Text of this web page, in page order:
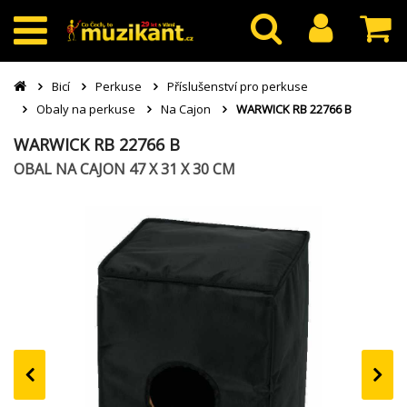
Bicí Perkuse
Příslušenství pro perkuse
Obaly na perkuse
Na Cajon WARWICK RB 22766 B
WARWICK RB 22766 B
OBAL NA CAJON 47 X 31 X 30 CM